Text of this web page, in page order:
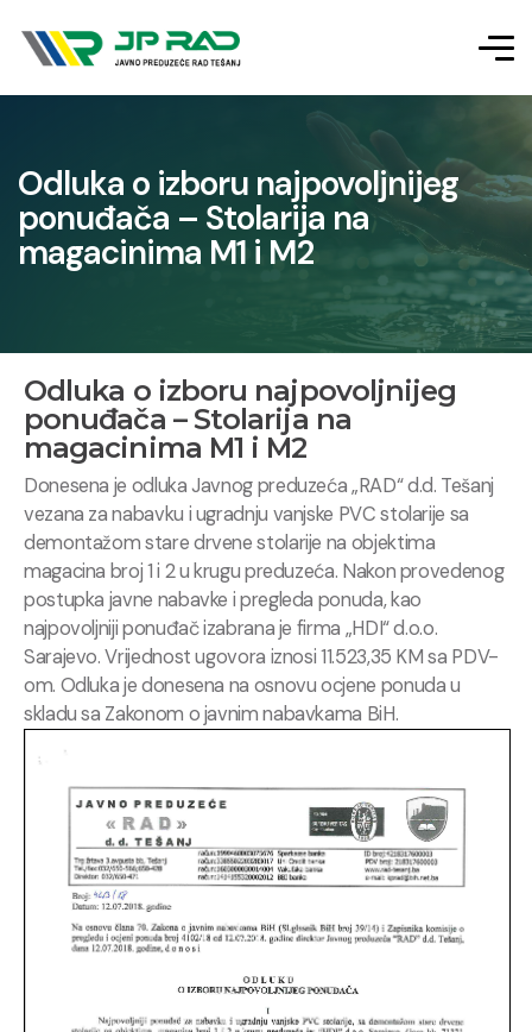
Odluka o izboru najpovoljnijeg
ponuđača – Stolarija na
magacinima M1 i M2
Odluka o izboru najpovoljnijeg
ponuđača – Stolarija na
magacinima M1 i M2
Donesena je odluka Javnog preduzeća „RAD“ d.d. Tešanj
vezana za nabavku i ugradnju vanjske PVC stolarije sa
demontažom stare drvene stolarije na objektima
magacina broj 1 i 2 u krugu preduzeća. Nakon provedenog
postupka javne nabavke i pregleda ponuda, kao
najpovoljniji ponuđač izabrana je firma „HDI“ d.o.o.
Sarajevo. Vrijednost ugovora iznosi 11.523,35 KM sa PDV-
om. Odluka je donesena na osnovu ocjene ponuda u
skladu sa Zakonom o javnim nabavkama BiH.